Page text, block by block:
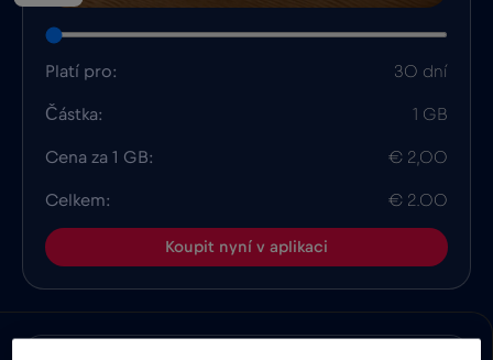
Platí pro: 30 dní
Částka: 1 GB
Cena za 1 GB: € 2,00
Celkem: € 2.00
Koupit nyní v aplikaci